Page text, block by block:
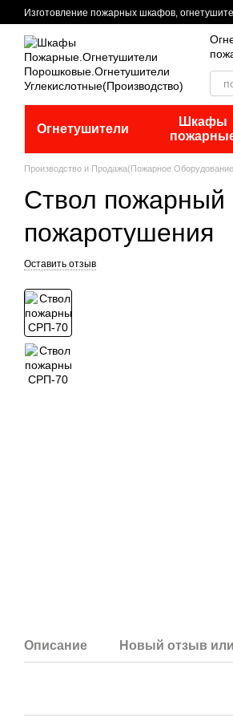
Перейти к основному контенту
Изготовление пожарных шкафов,
Огнетушители
Шкафы
Производство и Продажа(Пожарное
Ствол
пожаротушения
Оставить отзыв
Описание Новый отзыв